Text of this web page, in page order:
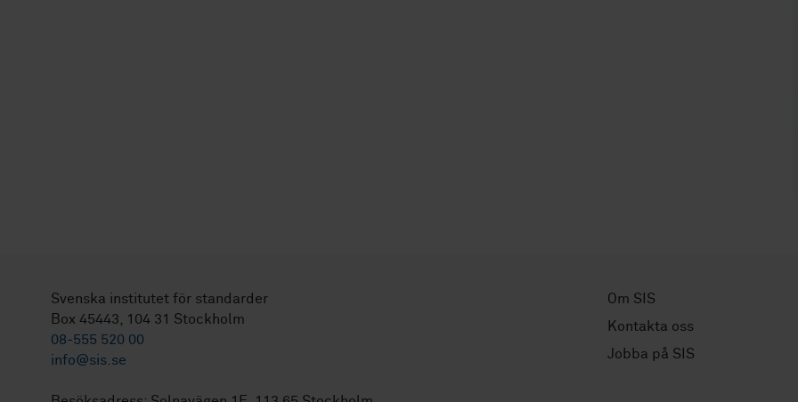
Svenska institutet för standarder
Box 45443, 104 31 Stockholm
08-555 520 00
info@sis.se
Om SIS
Kontakta oss
Jobba på SIS